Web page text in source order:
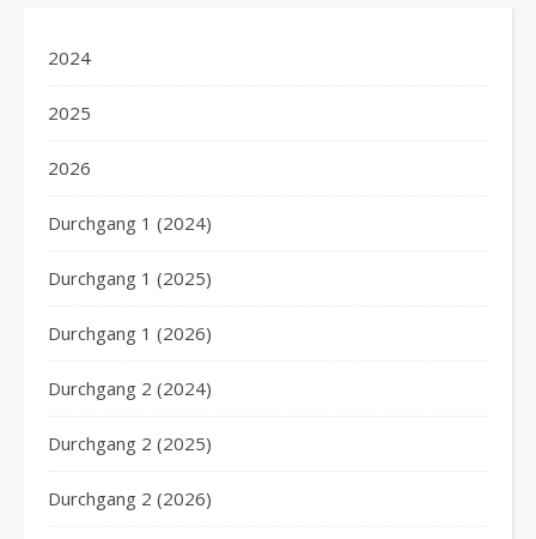
2024
2025
2026
Durchgang 1 (2024)
Durchgang 1 (2025)
Durchgang 1 (2026)
Durchgang 2 (2024)
Durchgang 2 (2025)
Durchgang 2 (2026)